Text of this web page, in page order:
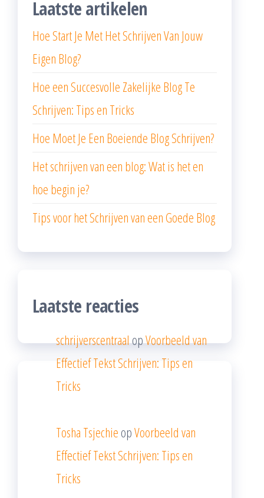
Laatste artikelen
Hoe Start Je Met Het Schrijven Van Jouw
Eigen Blog?
Hoe een Succesvolle Zakelijke Blog Te
Schrijven: Tips en Tricks
Hoe Moet Je Een Boeiende Blog Schrijven?
Het schrijven van een blog: Wat is het en
hoe begin je?
Tips voor het Schrijven van een Goede Blog
Laatste reacties
schrijverscentraalopVoorbeeld van
Effectief Tekst Schrijven: Tips en
Tricks
Tosha Tsjechie opVoorbeeld van
Effectief Tekst Schrijven: Tips en
Tricks